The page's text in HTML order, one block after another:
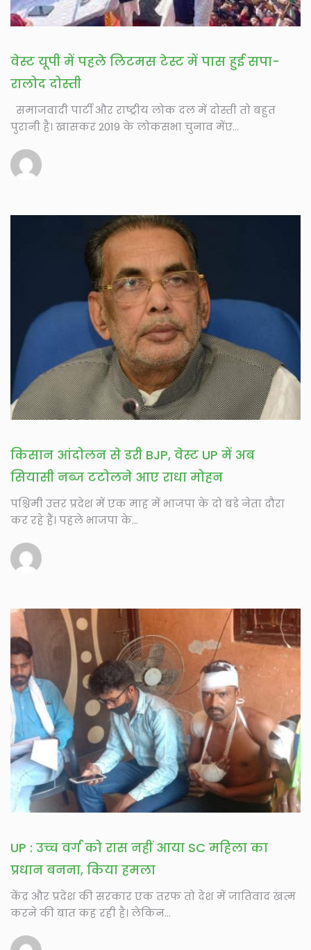
वेस्ट यूपी में पहले लिटमस टेस्ट में पास हुई सपा-
रालोद दोस्ती
समाजवादी पार्टी और राष्ट्रीय लोक दल में दोस्ती तो बहुत
पुरानी है। खासकर 2019 के लोकसभा चुनाव मेंए...
किसान आंदोलन से डरी BJP, वेस्ट UP में अब
सियासी नब्ज टटोलने आए राधा मोहन
पश्चिमी उत्तर प्रदेश में एक माह में भाजपा के दो बडे नेता दौरा
कर रहे हैं। पहले भाजपा के...
UP : उच्च वर्ग को रास नहीं आया SC महिला का
प्रधान बनना, किया हमला
केंद्र और प्रदेश की सरकार एक तरफ तो देश में जातिवाद खत्म
करने की बात कह रही है। लेकिन...